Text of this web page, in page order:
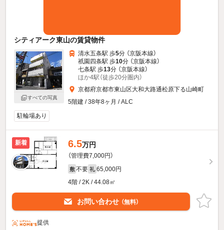
シティアーク東山の賃貸物件
すべての写真
清水五条駅 歩5分 （京阪本線）
祇園四条駅 歩10分 （京阪本線）
七条駅 歩13分 （京阪本線）
ほか4駅（徒歩20分圏内）
京都府京都市東山区大和大路通松原下る山崎町
5階建 / 38年8ヶ月 / ALC
駐輪場あり
新着 6.5万円
（管理費7,000円）
敷 不要 礼 65,000円
4階 / 2K / 44.08㎡
お問い合わせ （無料）
提供